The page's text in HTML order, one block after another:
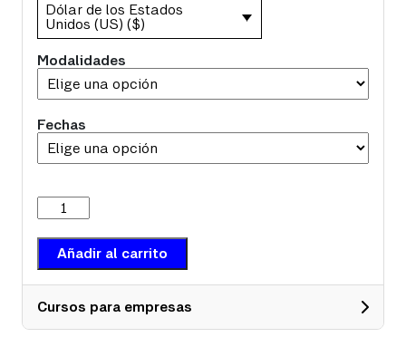
Dólar de los Estados
Unidos (US) ($)
Modalidades
Fechas
Fundamentos,
selección
aplicación
sistemas
sellados
cantidad
Añadir al carrito
Cursos para empresas